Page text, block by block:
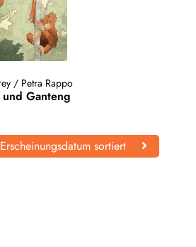
/ Petra Rappo
Ganteng
sortiert